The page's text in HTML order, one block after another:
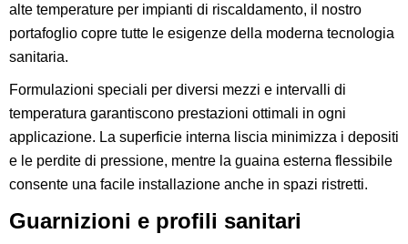
alte temperature per impianti di riscaldamento, il nostro
portafoglio copre tutte le esigenze della moderna tecnologia
sanitaria.
Formulazioni speciali per diversi mezzi e intervalli di
temperatura garantiscono prestazioni ottimali in ogni
applicazione. La superficie interna liscia minimizza i depositi
e le perdite di pressione, mentre la guaina esterna flessibile
consente una facile installazione anche in spazi ristretti.
Guarnizioni e profili sanitari